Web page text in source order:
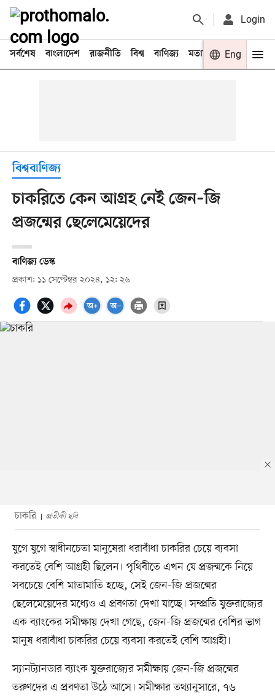
Login
সর্বশেষ বাংলাদেশ রাজনীতি বিশ্ব বাণিজ্য মতামত খেলা
Eng
বিশ্ববাণিজ্য
চাকরিতে কেন আগ্রহ নেই জেন–জি
প্রজন্মের ছেলেমেয়েদের
বাণিজ্য ডেস্ক
প্রকাশ: ১১ সেপ্টেম্বর ২০২৪, ১২: ২৬
চাকরি প্রতীকী ছবি
যুগে যুগে স্বাধীনচেতা মানুষেরা ধরাবাঁধা চাকরির চেয়ে ব্যবসা
করতেই বেশি আগ্রহী ছিলেন। পৃথিবীতে এখন যে প্রজন্মকে নিয়ে
সবচেয়ে বেশি মাতামাতি হচ্ছে, সেই জেন-জি প্রজন্মের
ছেলেমেয়েদের মধ্যেও এ প্রবণতা দেখা যাচ্ছে। সম্প্রতি যুক্তরাজ্যের
এক ব্যাংকের সমীক্ষায় দেখা গেছে, জেন-জি প্রজন্মের বেশির ভাগ
মানুষ ধরাবাঁধা চাকরির চেয়ে ব্যবসা করতেই বেশি আগ্রহী।
স্যানট্যানডার ব্যাংক যুক্তরাজ্যের সমীক্ষায় জেন-জি প্রজন্মের
তরুণদের এ প্রবণতা উঠে আসে। সমীক্ষার তথ্যানুসারে, ৭৬